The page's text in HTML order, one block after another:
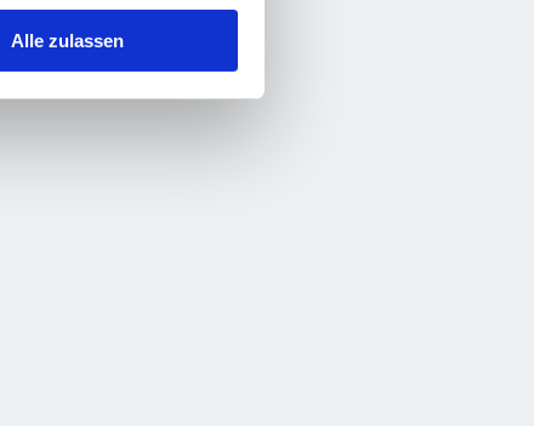
Alle zulassen